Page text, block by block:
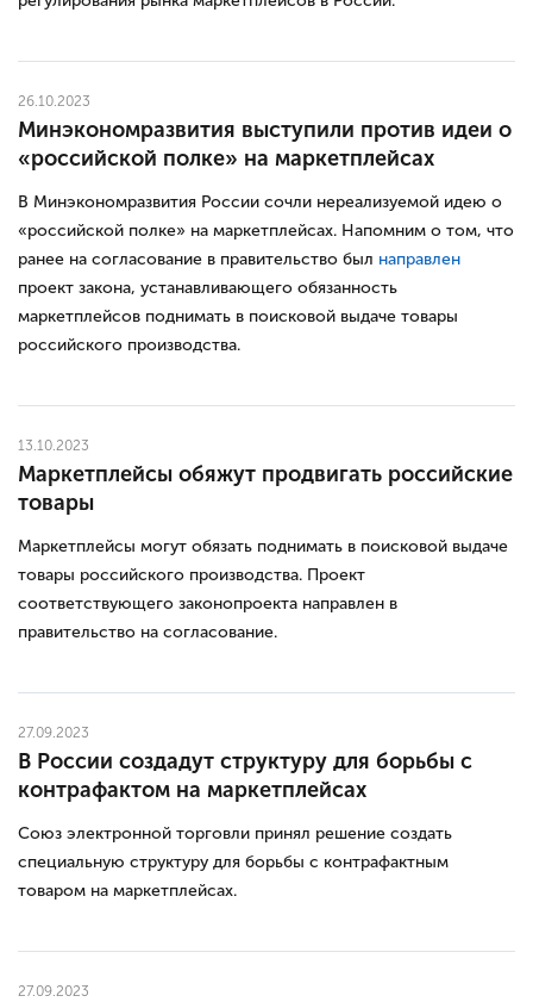
26.10.2023
Минэкономразвития выступили против идеи о
«российской полке» на маркетплейсах
В Минэкономразвития России сочли нереализуемой идею о
«российской полке» на маркетплейсах. Напомним о том, что
ранее на согласование в правительство был направлен
проект закона, устанавливающего обязанность
маркетплейсов поднимать в поисковой выдаче товары
российского производства.
13.10.2023
Маркетплейсы обяжут продвигать российские
товары
Маркетплейсы могут обязать поднимать в поисковой выдаче
товары российского производства. Проект
соответствующего законопроекта направлен в
правительство на согласование.
27.09.2023
В России создадут структуру для борьбы с
контрафактом на маркетплейсах
Союз электронной торговли принял решение создать
специальную структуру для борьбы с контрафактным
товаром на маркетплейсах.
27.09.2023